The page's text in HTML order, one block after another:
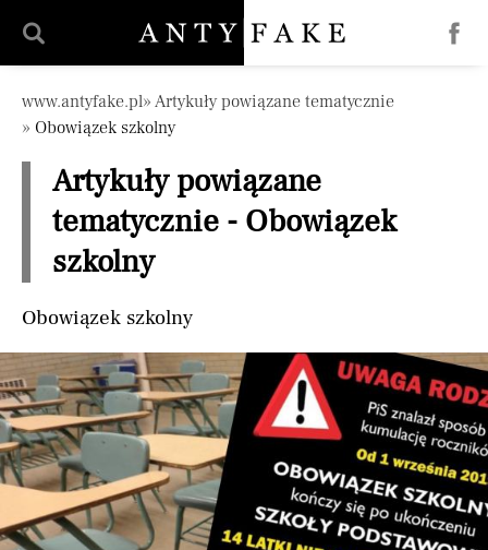
Pomiń nawigację
www.antyfake.pl Artykuły powiązane tematycznie
Obowiązek szkolny
Artykuły powiązane
tematycznie - Obowiązek
szkolny
Obowiązek szkolny